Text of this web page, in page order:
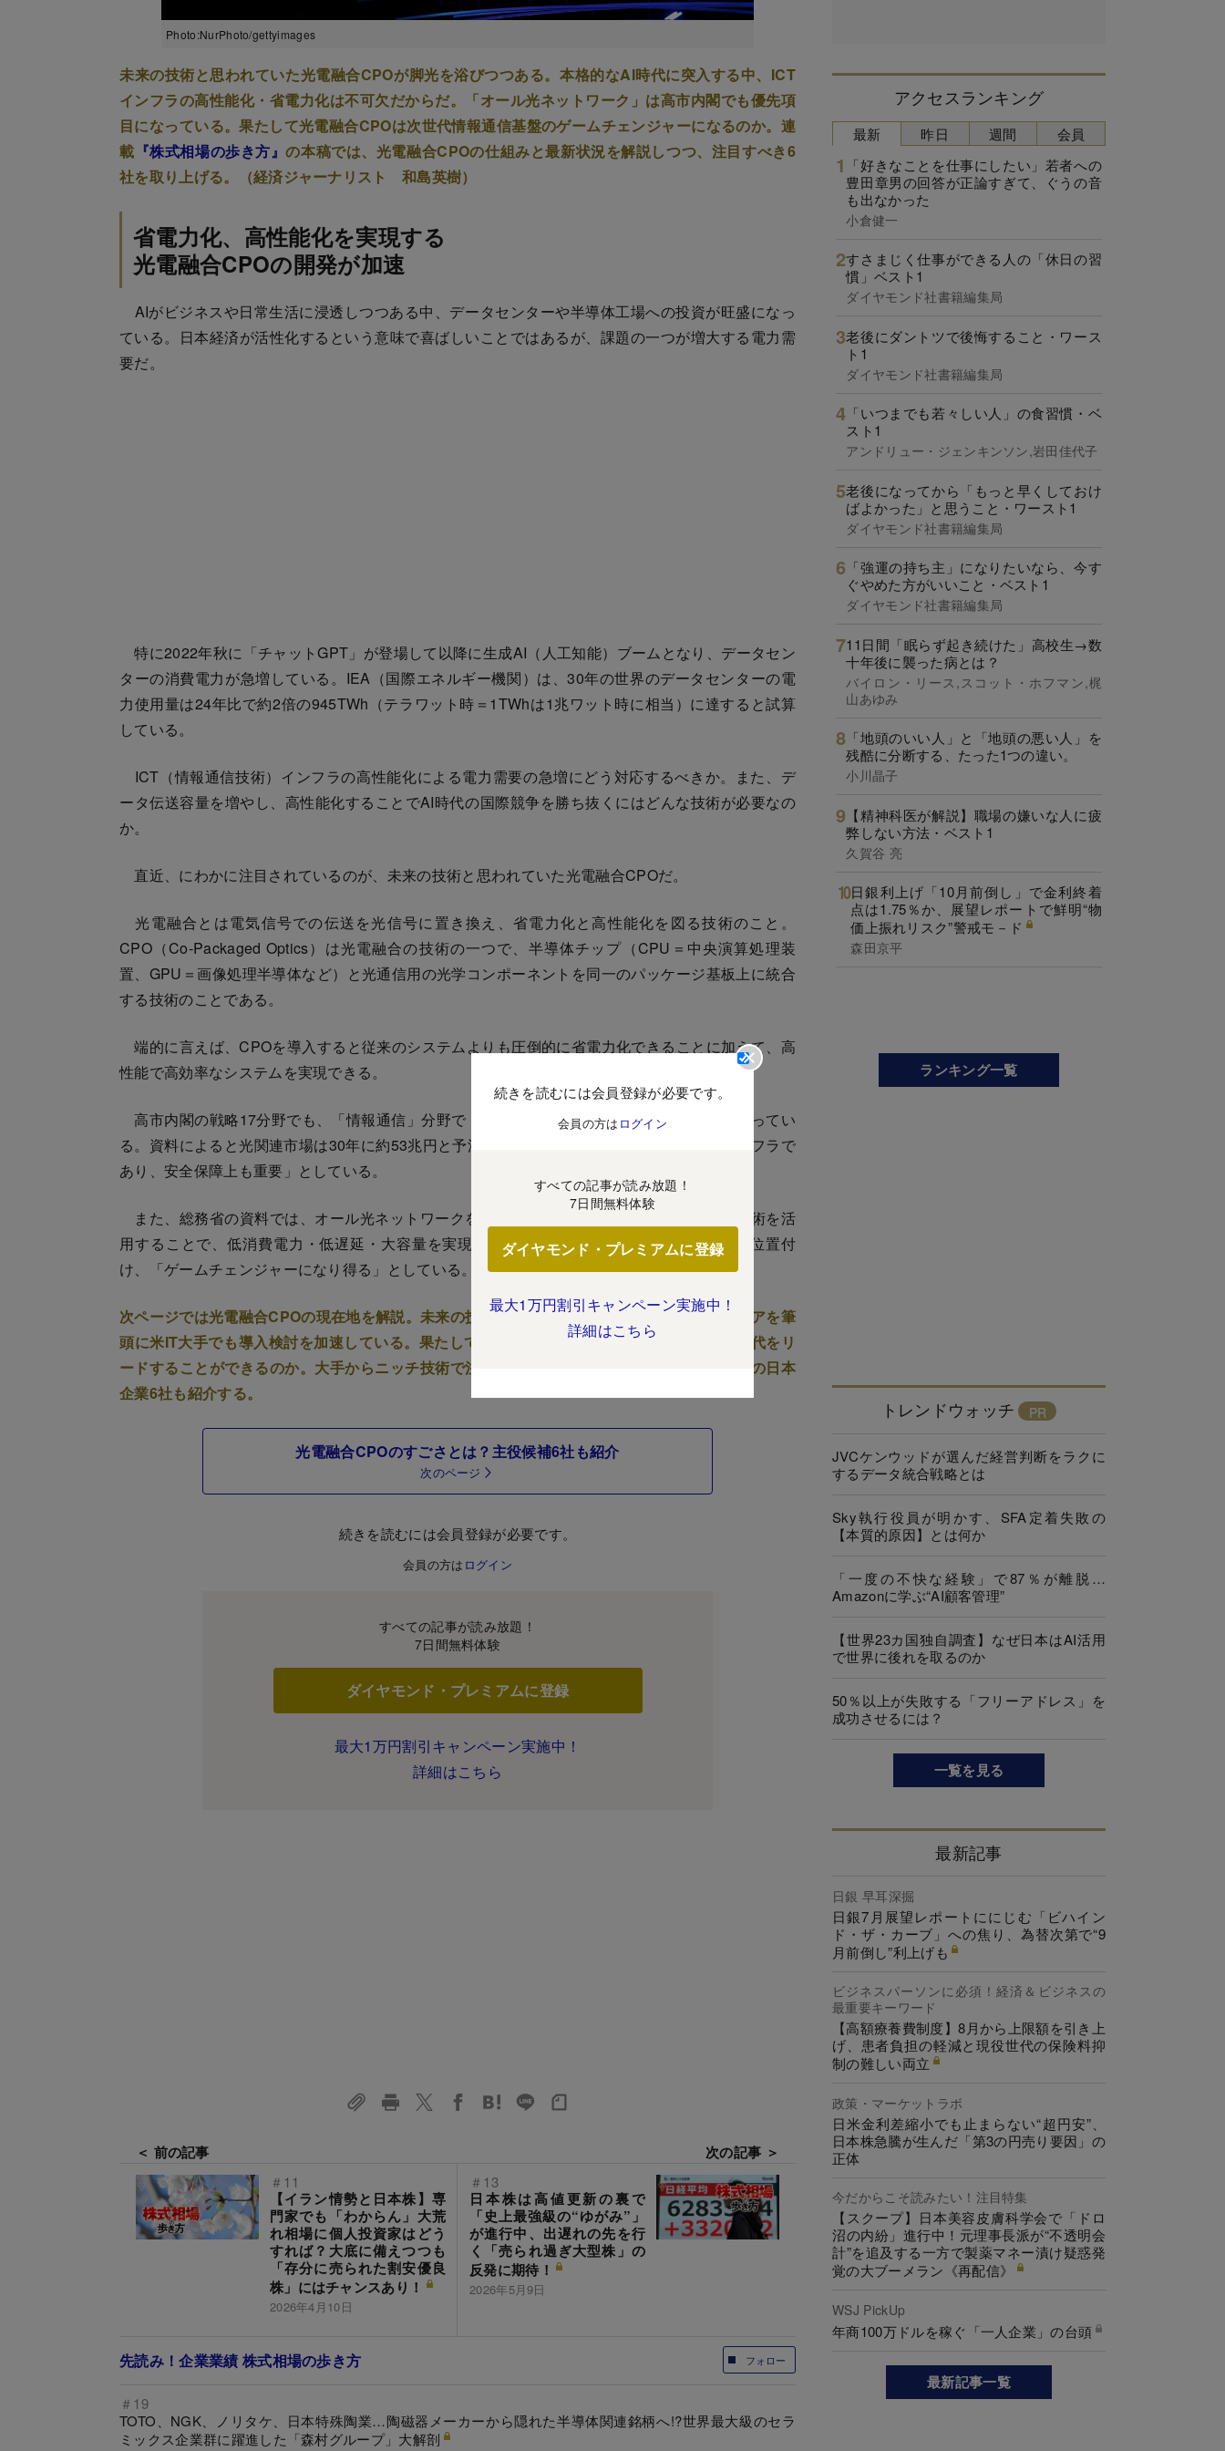
Photo:NurPhoto/gettyimages
未来の技術と思われていた光電融合CPOが脚光を浴びつつある。本格的なAI時代に突入する中、ICT
インフラの高性能化・省電力化は不可欠だからだ。「オール光ネットワーク」は高市内閣でも優先項
目になっている。果たして光電融合CPOは次世代情報通信基盤のゲームチェンジャーになるのか。連
載 『株式相場の歩き方』の本稿では、光電融合CPOの仕組みと最新状況を解説しつつ、注目すべき6
社を取り上げる。（経済ジャーナリスト 和島英樹）
省電力化、高性能化を実現する
光電融合CPOの開発が加速
AIがビジネスや日常生活に浸透しつつある中、データセンターや半導体工場への投資が旺盛になっ
ている。日本経済が活性化するという意味で喜ばしいことではあるが、課題の一つが増大する電力需
要だ。
特に2022年秋に「チャットGPT」が登場して以降に生成AI（人工知能）ブームとなり、データセン
ターの消費電力が急増している。IEA（国際エネルギー機関）は、30年の世界のデータセンターの電
力使用量は24年比で約2倍の945TWh（テラワット時＝1TWhは1兆ワット時に相当）に達すると試算
している。
ICT（情報通信技術）インフラの高性能化による電力需要の急増にどう対応するべきか。また、デ
ータ伝送容量を増やし、高性能化することでAI時代の国際競争を勝ち抜くにはどんな技術が必要なの
か。
直近、にわかに注目されているのが、未来の技術と思われていた光電融合CPOだ。
光電融合とは電気信号での伝送を光信号に置き換え、省電力化と高性能化を図る技術のこと。
CPO（Co‐Packaged Optics）は光電融合の技術の一つで、半導体チップ（CPU＝中央演算処理装
置、GPU＝画像処理半導体など）と光通信用の光学コンポーネントを同一のパッケージ基板上に統合
する技術のことである。
端的に言えば、CPOを導入すると従来のシステムよりも圧倒的に省電力化できることに加えて、高
性能で高効率なシステムを実現できる。
高市内閣の戦略17分野でも、「情報通信」分野で「オール光ネットワーク」が優先項目になってい
る。資料によると光関連市場は30年に約53兆円と予測されており、「AI社会を支える基幹インフラで
あり、安全保障上も重要」としている。
また、総務省の資料では、オール光ネットワークを「情報通信装置・デバイスに光電融合技術を活
用することで、低消費電力・低遅延・大容量を実現する次世代情報通信基盤の中核技術」と位置付
け、「ゲームチェンジャーになり得る」としている。
次ページでは光電融合CPOの現在地を解説。未来の技術と思われていたCPOだが、エヌビディアを筆
頭に米IT大手でも導入検討を加速している。果たして日本勢は巨大な新潮流に対応して、AI時代をリ
ードすることができるのか。大手からニッチ技術で注目の中堅企業まで、光電融合関連で注目の日本
企業6社も紹介する。
光電融合CPOのすごさとは？主役候補6社も紹介
次のページ
続きを読むには会員登録が必要です。
会員の方は ログイン
すべての記事が読み放題！
7日間無料体験
ダイヤモンド・プレミアムに登録
最大1万円割引キャンペーン実施中！
詳細はこちら
続きを読むには会員登録が必要です。
会員の方は ログイン
すべての記事が読み放題！
7日間無料体験
ダイヤモンド・プレミアムに登録
最大1万円割引キャンペーン実施中！
詳細はこちら
＜ 前の記事
＃11
【イラン情勢と日本株】専
門家でも「わからん」大荒
れ相場に個人投資家はどう
すれば？大底に備えつつも
「存分に売られた割安優良
株」にはチャンスあり！
2026年4月10日
次の記事 ＞
＃13
日本株は高値更新の裏で
「史上最強級の“ゆがみ”」
が進行中、出遅れの先を行
く「売られ過ぎ大型株」の
反発に期待！
2026年5月9日
フォロー
先読み！企業業績 株式相場の歩き方
＃19
TOTO、NGK、ノリタケ、日本特殊陶業…陶磁器メーカーから隠れた半導体関連銘柄へ!?世界最大級のセラ
ミックス企業群に躍進した「森村グループ」大解剖
アクセスランキング
最新
「好きなことを仕事にしたい」若者への
豊田章男の回答が正論すぎて、ぐうの音
も出なかった
小倉健一
すさまじく仕事ができる人の「休日の習
慣」ベスト1
ダイヤモンド社書籍編集局
老後にダントツで後悔すること・ワース
ト1
ダイヤモンド社書籍編集局
「いつまでも若々しい人」の食習慣・ベ
スト1
アンドリュー・ジェンキンソン,岩田佳代子
老後になってから「もっと早くしておけ
ばよかった」と思うこと・ワースト1
ダイヤモンド社書籍編集局
「強運の持ち主」になりたいなら、今す
ぐやめた方がいいこと・ベスト1
ダイヤモンド社書籍編集局
11日間「眠らず起き続けた」高校生→数
十年後に襲った病とは？
バイロン・リース,スコット・ホフマン,梶
山あゆみ
「地頭のいい人」と「地頭の悪い人」を
残酷に分断する、たった1つの違い。
小川晶子
【精神科医が解説】職場の嫌いな人に疲
弊しない方法・ベスト1
久賀谷 亮
日銀利上げ「10月前倒し」で金利終着
点は1.75％か、展望レポートで鮮明“物
価上振れリスク”警戒モ－ド
森田京平
昨日 週間 会員
ランキング一覧
トレンドウォッチ
JVCケンウッドが選んだ経営判断をラクに
するデータ統合戦略とは
Sky執行役員が明かす、SFA定着失敗の
【本質的原因】とは何か
「一度の不快な経験」で87％が離脱…
Amazonに学ぶ“AI顧客管理”
【世界23カ国独自調査】なぜ日本はAI活用
で世界に後れを取るのか
50％以上が失敗する「フリーアドレス」を
成功させるには？
一覧を見る
最新記事
日銀 早耳深掘
日銀7月展望レポートににじむ「ビハイン
ド・ザ・カーブ」への焦り、為替次第で“9
月前倒し”利上げも
ビジネスパーソンに必須！経済＆ビジネスの
最重要キーワード
【高額療養費制度】8月から上限額を引き上
げ、患者負担の軽減と現役世代の保険料抑
制の難しい両立
政策・マーケットラボ
日米金利差縮小でも止まらない“超円安”、
日本株急騰が生んだ「第3の円売り要因」の
正体
今だからこそ読みたい！注目特集
【スクープ】日本美容皮膚科学会で「ドロ
沼の内紛」進行中！元理事長派が“不透明会
計”を追及する一方で製薬マネー漬け疑惑発
覚の大ブーメラン《再配信》
WSJ PickUp
年商100万ドルを稼ぐ「一人企業」の台頭
最新記事一覧